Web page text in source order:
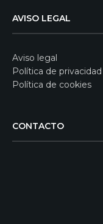
AVISO LEGAL
Aviso legal
Política de privacidad
Política de cookies
CONTACTO